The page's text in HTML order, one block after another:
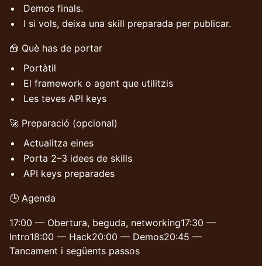
Demos finals.
I si vols, deixa una skill preparada per publicar.
🧰 Què has de portar
Portàtil
El framework o agent que utilitzis
Les teves API keys
🚀 Preparació (opcional)
Actualitza eines
Porta 2–3 idees de skills
API keys preparades
🕒 Agenda
17:00 — Obertura, beguda, networking17:30 —
Intro18:00 — Hack20:00 — Demos20:45 —
Tancament i següents passos